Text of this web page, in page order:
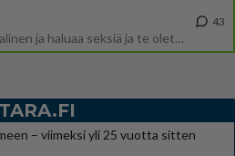
Miksi se että mies on seksuaalinen ja haluaa seksiä ja te olette hänen mielestänne haluttava on vastenmielistä? Mikä sii
43
– viimeksi yli 25 vuotta sitten